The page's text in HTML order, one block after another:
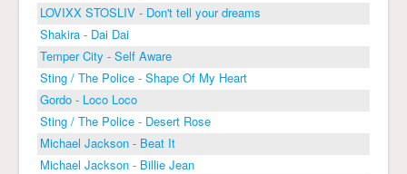
LOVIXX STOSLIV - Don't tell your dreams
Shakira - Dai Dai
Temper City - Self Aware
Sting / The Police - Shape Of My Heart
Gordo - Loco Loco
Sting / The Police - Desert Rose
Michael Jackson - Beat It
Michael Jackson - Billie Jean